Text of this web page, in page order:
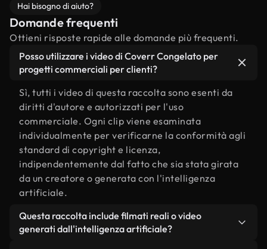
Hai bisogno di aiuto?
Domande frequenti
Ottieni risposte rapide alle domande più frequenti.
Posso utilizzare i video di Coverr Congelato per
progetti commerciali per clienti?
Sì, tutti i video di questa raccolta sono esenti da
diritti d'autore e autorizzati per l'uso
commerciale. Ogni clip viene esaminata
individualmente per verificarne la conformità agli
standard di copyright e licenza,
indipendentemente dal fatto che sia stata girata
da un creatore o generata con l'intelligenza
artificiale.
Questa raccolta include filmati reali o video
generati dall'intelligenza artificiale?